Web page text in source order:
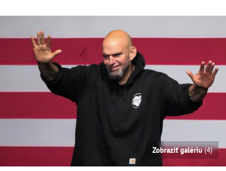
Zobraziť galériu(4)